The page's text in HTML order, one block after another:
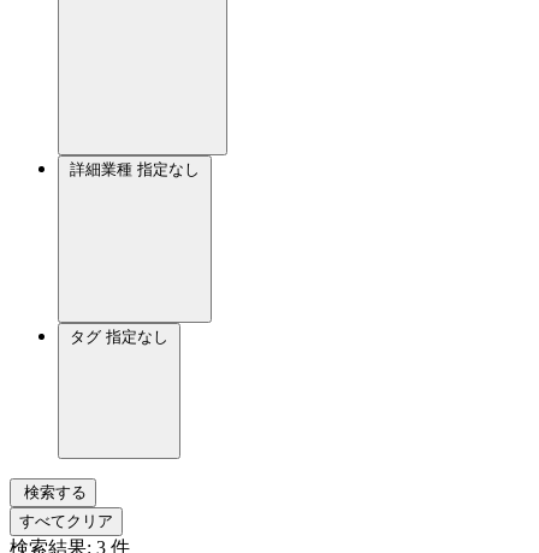
詳細業種 指定なし
タグ 指定なし
検索する
すべてクリア
検索結果: 3 件